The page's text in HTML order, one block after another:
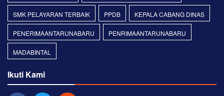
SMK PELAYARAN TERBAIK PPDB KEPALA CABANG DINAS
PENERIMAANTARUNABARU PENRIMAANTARUNABARU
MADABINTAL
Ikuti Kami